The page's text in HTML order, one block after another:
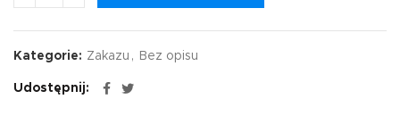
Kategorie: Zakazu , Bez opisu
Udostępnij